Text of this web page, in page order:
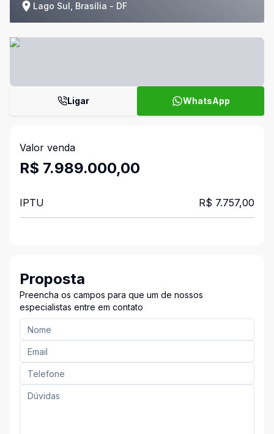
Lago Sul, Brasília - DF
Ligar WhatsApp
Valor venda
R$ 7.989.000,00
IPTU R$ 7.757,00
Proposta
Preencha os campos para que um de nossos
especialistas entre em contato